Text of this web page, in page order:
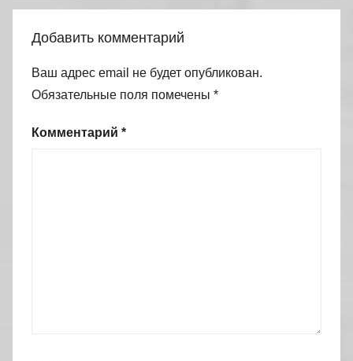
Добавить комментарий
Ваш адрес email не будет опубликован.
Обязательные поля помечены *
Комментарий *